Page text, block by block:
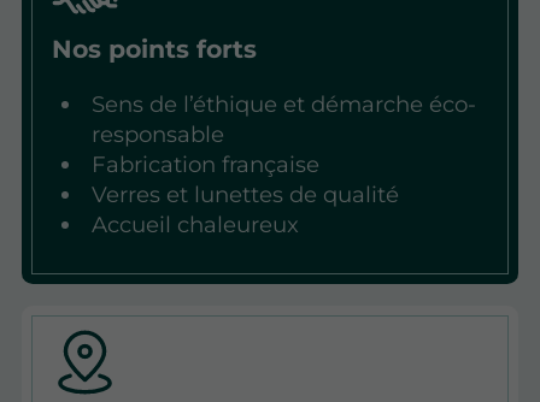
Nos points forts
Sens de l’éthique et démarche éco-
responsable
Fabrication française
Verres et lunettes de qualité
Accueil chaleureux